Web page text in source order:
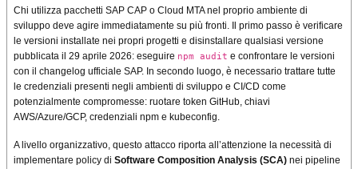
Chi utilizza pacchetti SAP CAP o Cloud MTA nel proprio ambiente di
sviluppo deve agire immediatamente su più fronti. Il primo passo è verificare
le versioni installate nei propri progetti e disinstallare qualsiasi versione
pubblicata il 29 aprile 2026: eseguire npm audit e confrontare le versioni
con il changelog ufficiale SAP. In secondo luogo, è necessario trattare tutte
le credenziali presenti negli ambienti di sviluppo e CI/CD come
potenzialmente compromesse: ruotare token GitHub, chiavi
AWS/Azure/GCP, credenziali npm e kubeconfig.
A livello organizzativo, questo attacco riporta all’attenzione la necessità di
implementare policy di Software Composition Analysis (SCA) nei pipeline